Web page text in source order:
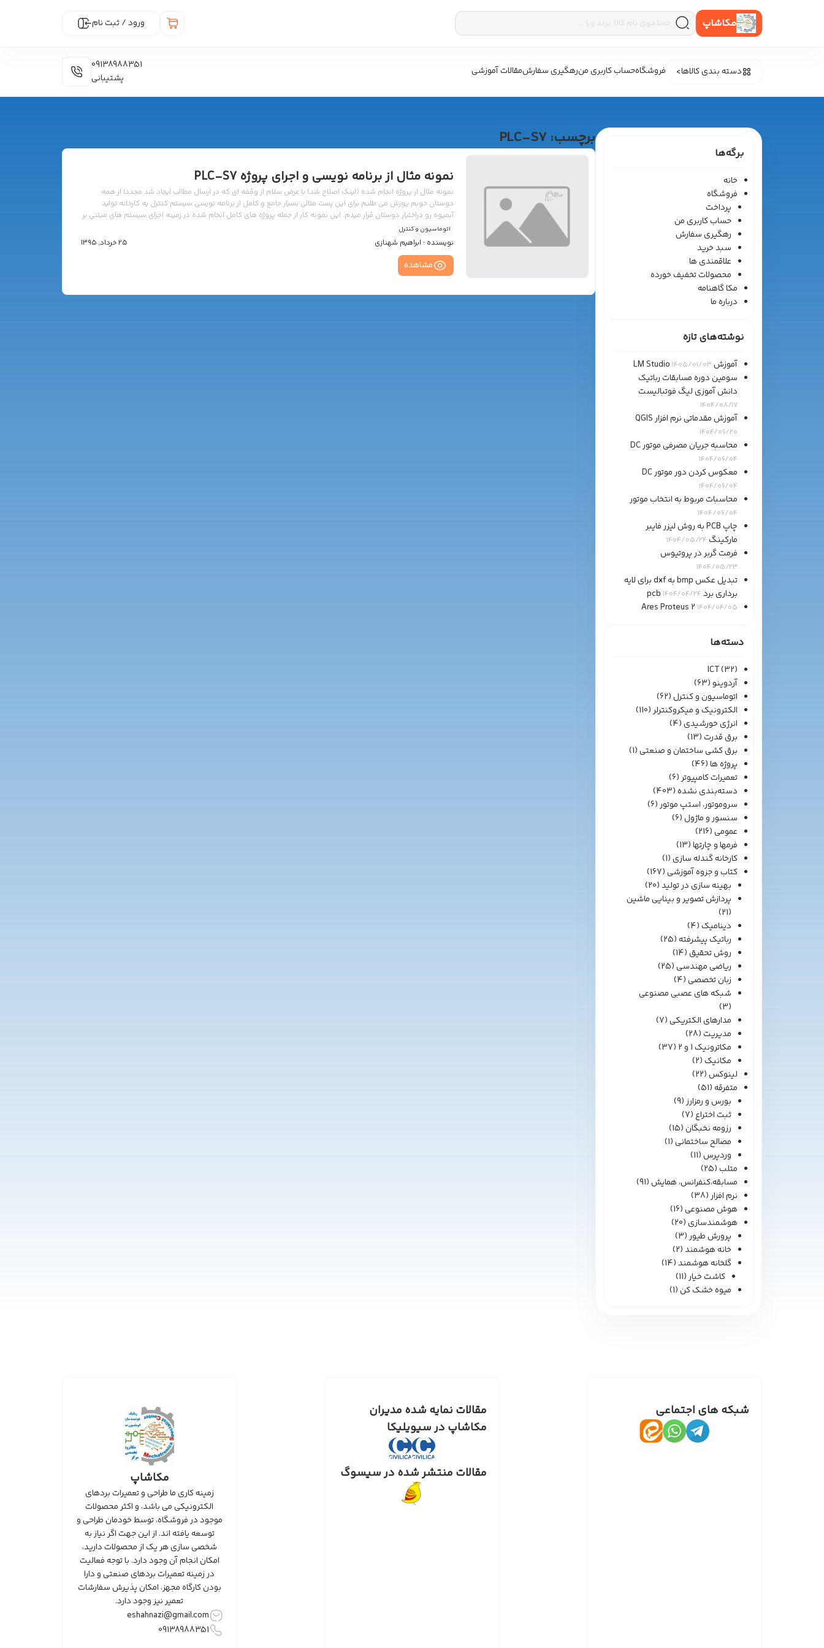
مکاشاپ ورود / ثبت نام
دسته بندی کالاها فروشگاهحساب کاربری منرهگیری سفارشمقالات آموزشی
09138988351
پشتیبانی
برگه‌ها
خانه
فروشگاه
پرداخت
حساب کاربری من
رهگیری سفارش
سبد خرید
علاقمندی ها
محصولات تخفیف خورده
مکا گاهنامه
درباره ما
نوشته‌های تازه
آموزش LM Studio 1405/01/03
سومین دوره مسابقات رباتیک
دانش آموزی لیگ فوتبالیست
1404/08/17
آموزش مقدماتی نرم افزار QGIS
1404/06/20
محاسبه جریان مصرفی موتور DC
1404/06/04
معکوس کردن دور موتور DC
1404/06/04
محاسبات مربوط به انتخاب موتور
1404/06/04
چاپ PCB به روش لیزر فایبر
مارکینگ 1404/05/24
فرمت گربر در پروتیوس
1404/05/23
تبدیل عکس bmp به dxf برای لایه
برداری برد pcb 1404/04/24
Ares Proteus 2 1404/04/05
دسته‌ها
ICT(32)
آردوینو(63)
اتوماسیون و کنترل(62)
الکترونیک و میکروکنترلر(110)
انرژی خورشیدی(4)
برق قدرت(13)
برق کشی ساختمان و صنعتی(1)
پروژه ها(46)
تعمیرات کامپیوتر(6)
دسته‌بندی نشده(403)
سروموتور، استپ موتور(6)
سنسور و ماژول(6)
عمومی(216)
فرمها و چارتها(13)
کارخانه گندله سازی(1)
کتاب و جزوه آموزشی(167)
بهینه سازی در تولید(20)
پردازش تصویر و بینایی ماشین
(21)
دینامیک(4)
رباتیک پیشرفته(25)
روش تحقیق(14)
ریاضی مهندسی(25)
زبان تخصصی(4)
شبکه های عصبی مصنوعی
(3)
مدارهای الکتریکی(7)
مدیریت(28)
مکاترونیک 1 و 2
(37)
مکانیک(2)
لینوکس(22)
متفرقه(51)
بورس و رمزارز(9)
ثبت اختراع(7)
رزومه نخبگان(15)
مصالح ساختمانی(1)
وردپرس(11)
متلب(25)
مسابقه،کنفرانس، همایش(91)
نرم افزار(38)
هوش مصنوعی(16)
هوشمندسازی(20)
پرورش طیور(3)
خانه هوشمند(2)
گلخانه هوشمند(14)
کاشت خیار(11)
میوه خشک کن(1)
برچسب:PLC-S7
نمونه مثال از برنامه نویسی و اجرای پروژه PLC-S7
نمونه مثال از پروژه انجام شده (لینک اصلاح شد) با عرض سلام از وقفه ای که در ارسال مطالب ایجاد شد مجددا از همه
دوستان خوبم پوزش می طلبم برای این پست مثالی بسیار جامع و کامل از برنامه نویسی سیستم کنترل یه کارخانه تولید
آبمیوه رو دراختیار دوستان قرار میدم. این نمونه کار از جمله پروژه های کامل انجام شده در زمینه اجرای سیستم های مبتنی بر
پایه پی ال سی هست که با توضیح کامل از تک تک مراحل کار و شرح برنامه نویسی همراه می باشد (به زبان فارسی) به همه
دوستان علاقه مند به فراگیری بیشتر و اون دسته […]
اتوماسیون و کنترل
نویسنده : ابراهیم شهنازی 25 خرداد, 1395
مشاهده
شبکه های اجتماعی
مقالات نمایه شده مدیران
مکاشاپ در سیویلیکا
مقالات منتشر شده در سیسوگ مکاشاپ
زمینه کاری ما طراحی و تعمیرات بردهای
الکترونیکی می باشد، و اکثر محصولات
موجود در فروشگاه، توسط خودمان طراحی و
توسعه یافته اند. از این جهت اگر نیاز به
شخصی سازی هر یک از محصولات دارید،
امکان انجام آن وجود دارد. با توجه فعالیت
در زمینه تعمیرات بردهای صنعتی و دارا
بودن کارگاه مجهز، امکان پذیرش سفارشات
تعمیر نیز وجود دارد.
eshahnazi@gmail.com
09138988351